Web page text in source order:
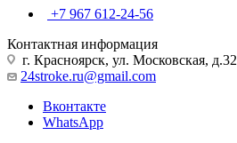
+7 967 612-24-56
Контактная информация
г. Красноярск, ул. Московская, д.32
24stroke.ru@gmail.com
Вконтакте
WhatsApp